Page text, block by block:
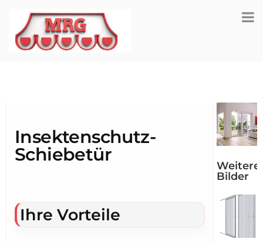
Insektenschutz-
Schiebetür
Ihre Vorteile
Weitere
Bilder